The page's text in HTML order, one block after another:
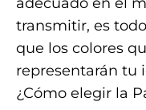
transmitir, es
que los colores
representarán tu
¿Cómo elegir la